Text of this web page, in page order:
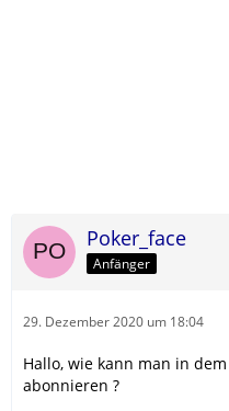
Poker_face
Anfänger
29. Dezember 2020 um 18:04
Hallo, wie kann man in
abonnieren ?